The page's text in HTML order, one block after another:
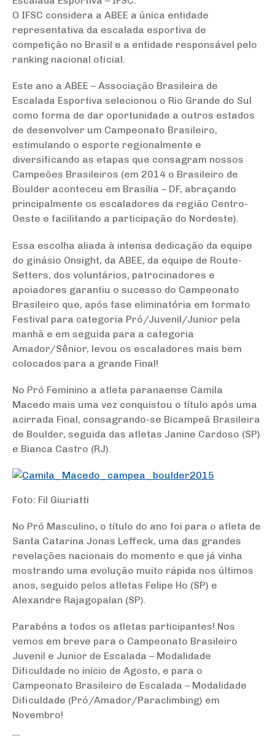
O IFSC considera a ABEE a única entidade
representativa da escalada esportiva de
competição no Brasil e a entidade responsável pelo
ranking nacional oficial.
Este ano a ABEE – Associação Brasileira de
Escalada Esportiva selecionou o Rio Grande do Sul
como forma de dar oportunidade a outros estados
de desenvolver um Campeonato Brasileiro,
estimulando o esporte regionalmente e
diversificando as etapas que consagram nossos
Campeões Brasileiros (em 2014 o Brasileiro de
Boulder aconteceu em Brasília – DF, abraçando
principalmente os escaladores da região Centro-
Oeste e facilitando a participação do Nordeste).
Essa escolha aliada à intensa dedicação da equipe
do ginásio Onsight, da ABEE, da equipe de Route-
Setters, dos voluntários, patrocinadores e
apoiadores garantiu o sucesso do Campeonato
Brasileiro que, após fase eliminatória em formato
Festival para categoria Pró/Juvenil/Junior pela
manhã e em seguida para a categoria
Amador/Sênior, levou os escaladores mais bem
colocados para a grande Final!
No Pró Feminino a atleta paranaense Camila
Macedo mais uma vez conquistou o título após uma
acirrada Final, consagrando-se Bicampeã Brasileira
de Boulder, seguida das atletas Janine Cardoso (SP)
e Bianca Castro (RJ).
Foto: Fil Giuriatti
No Pró Masculino, o título do ano foi para o atleta de
Santa Catarina Jonas Leffeck, uma das grandes
revelações nacionais do momento e que já vinha
mostrando uma evolução muito rápida nos últimos
anos, seguido pelos atletas Felipe Ho (SP) e
Alexandre Rajagopalan (SP).
Parabéns a todos os atletas participantes! Nos
vemos em breve para o Campeonato Brasileiro
Juvenil e Junior de Escalada – Modalidade
Dificuldade no início de Agosto, e para o
Campeonato Brasileiro de Escalada – Modalidade
Dificuldade (Pró/Amador/Paraclimbing) em
Novembro!